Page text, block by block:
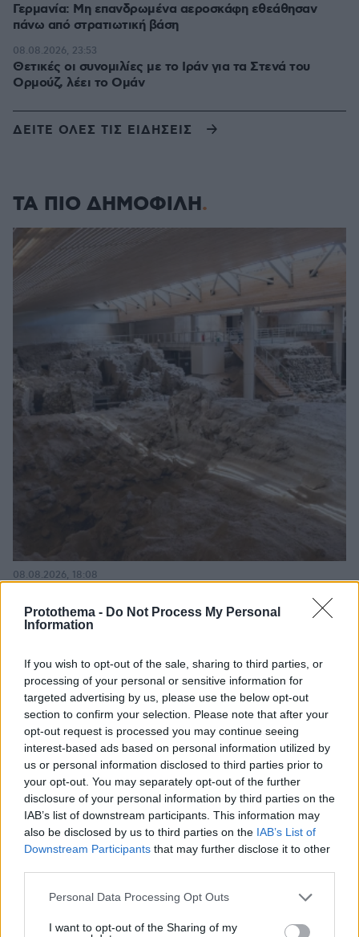
Protothema - Do Not Process My Personal
Information
If you wish to opt-out of the sale, sharing to third parties, or
processing of your personal or sensitive information for
targeted advertising by us, please use the below opt-out
section to confirm your selection. Please note that after your
opt-out request is processed you may continue seeing
interest-based ads based on personal information utilized by
us or personal information disclosed to third parties prior to
your opt-out. You may separately opt-out of the further
disclosure of your personal information by third parties on the
IAB’s list of downstream participants. This information may
also be disclosed by us to third parties on the IAB’s List of
Downstream Participants that may further disclose it to other
Please note that this website/app uses one or more Google
not limited to your visit or usage behaviour. You may click to
Personal Data Processing Opt Outs
I want to opt-out of the Sharing of my
Γερμανία: Μη επανδρωμένα αεροσκάφη εθεάθησαν
πάνω από στρατιωτική βάση
Θετικές οι συνομιλίες με το Ιράν για τα Στενά του
Ορμούζ, λέει το Ομάν
08.08.2026, 23:53
ΔΕΙΤΕ ΟΛΕΣ ΤΙΣ ΕΙΔΗΣΕΙΣ
ΤΑ ΠΙΟ ΔΗΜΟΦΙΛΗ
Μυστήριο 3.500 ετών στη Σαντορίνη: Ο 15χρονος
που δεν πρόλαβε να ξεφύγει από το τσουνάμι
μπορεί ν' αλλάξει τη χρονολογία της μεγάλης
08.08.2026, 18:08